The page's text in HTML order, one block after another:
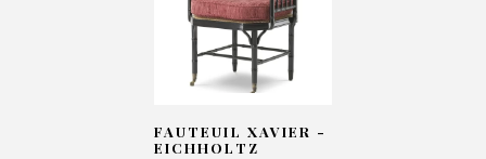
Nombre de produit*
FAUTEUIL XAVIER -
EICHHOLTZ